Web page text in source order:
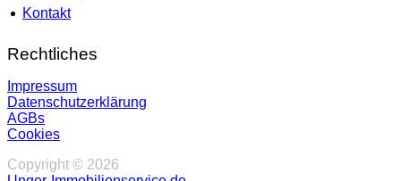
Kontakt
Rechtliches
Impressum
Datenschutzerklärung
AGBs
Cookies
Copyright © 2026